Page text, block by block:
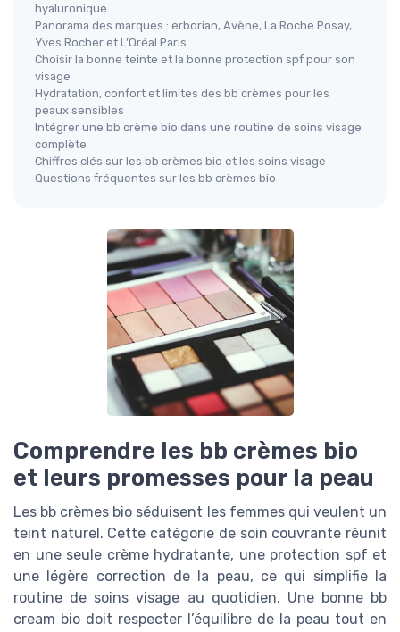
hyaluronique
Panorama des marques : erborian, Avène, La Roche Posay,
Yves Rocher et L’Oréal Paris
Choisir la bonne teinte et la bonne protection spf pour son
visage
Hydratation, confort et limites des bb crèmes pour les
peaux sensibles
Intégrer une bb crème bio dans une routine de soins visage
complète
Chiffres clés sur les bb crèmes bio et les soins visage
Questions fréquentes sur les bb crèmes bio
Comprendre les bb crèmes bio
et leurs promesses pour la peau
Les bb crèmes bio séduisent les femmes qui veulent un
teint naturel. Cette catégorie de soin couvrante réunit
en une seule crème hydratante, une protection spf et
une légère correction de la peau, ce qui simplifie la
routine de soins visage au quotidien. Une bonne bb
cream bio doit respecter l’équilibre de la peau tout en